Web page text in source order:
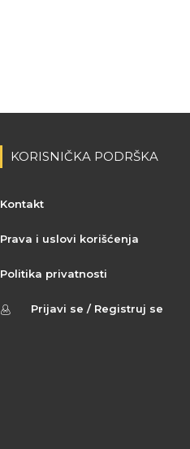
KORISNIČKA PODRŠKA
Kontakt
Prava i uslovi korišćenja
Politika privatnosti
Prijavi se / Registruj se